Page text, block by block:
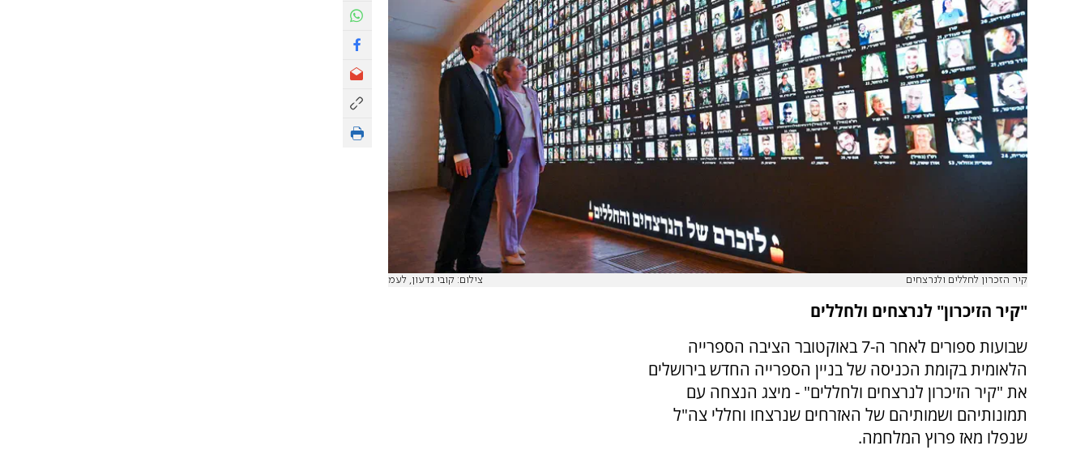
קיר הזכרון לחללים ולנרצחים צילום: קובי גדעון, לעמ
"קיר הזיכרון" לנרצחים ולחללים
שבועות ספורים לאחר ה-7 באוקטובר הציבה הספרייה
הלאומית בקומת הכניסה של בניין הספרייה החדש בירושלים
את "קיר הזיכרון לנרצחים ולחללים" - מיצג הנצחה עם
תמונותיהם ושמותיהם של האזרחים שנרצחו וחללי צה"ל
שנפלו מאז פרוץ המלחמה.